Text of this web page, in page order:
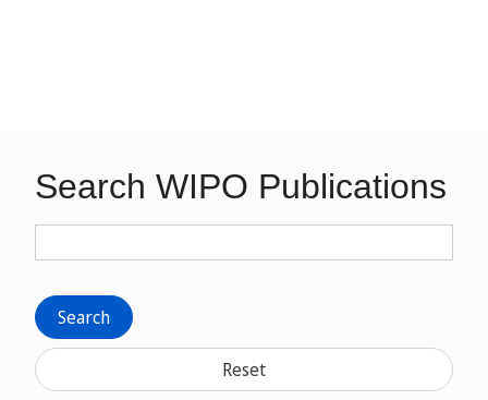
Search WIPO Publications
Search
Reset